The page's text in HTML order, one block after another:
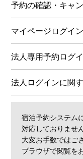
予約の確認・キャ
マイページログイン
法人専用予約ログ
法人ログインに関
宿泊予約システム
対応しておりません
大変お手数ではご
ブラウザで閲覧を